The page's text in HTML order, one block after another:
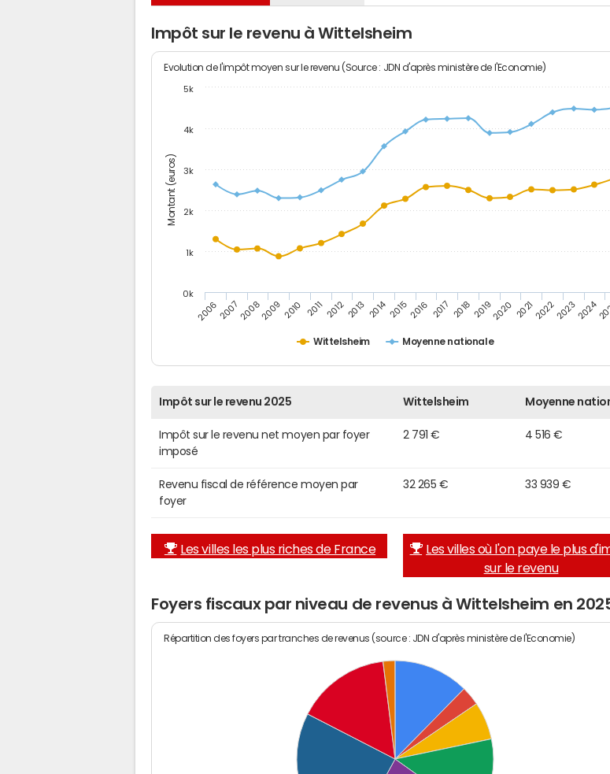
Impôt sur le revenu à Wittelsheim
Montant (euros)
Evolution de l'impôt moyen sur le revenu (Source : JDN d'après ministère de l'Economie)
Wittelsheim Moyenne nationale
20062007200820092010 2011 20122013 201420152016 2017 201820192020 2021202220232024
0k
1k
2k
3k
4k
5k
Impôt sur le revenu 2025 Wittelsheim Moyenne
Impôt sur le revenu net moyen par foyer
imposé
2 791 € 4 516 €
Revenu fiscal de référence moyen par
foyer
32 265 € 33 939 €
Les villes les plus riches de France
Les villes où l'on paye le plus
sur le revenu
Foyers fiscaux par niveau de revenus à Wittelsheim en
Répartition des foyers par tranches de revenus (source : JDN d'après ministère de l'Economie)